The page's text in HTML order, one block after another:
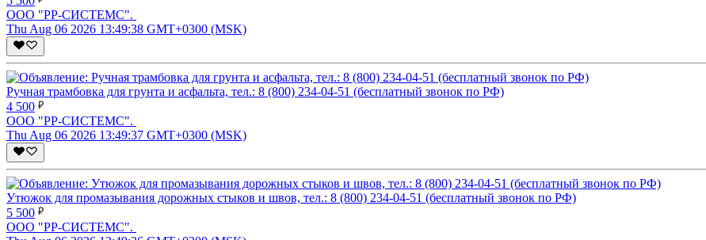
ООО "РР-СИСТЕМС".
Thu Aug 06 2026 13:49:38 GMT+0300 (MSK)
Ручная трамбовка для грунта и асфальта, тел.: 8 (800) 234-04-51 (бесплатный звонок по РФ)
4 500
ООО "РР-СИСТЕМС".
Thu Aug 06 2026 13:49:37 GMT+0300 (MSK)
Утюжок для промазывания дорожных стыков и швов, тел.: 8 (800) 234-04-51 (бесплатный звонок по РФ)
5 500
ООО "РР-СИСТЕМС".